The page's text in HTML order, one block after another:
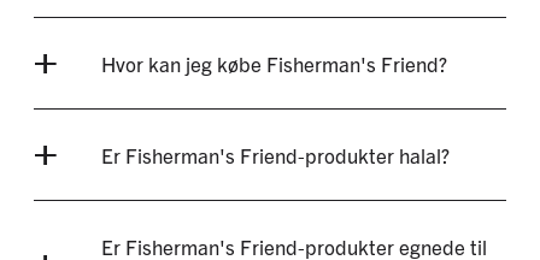
Hvor kan jeg købe Fisherman's Friend?
Er Fisherman's Friend-produkter halal?
Er Fisherman's Friend-produkter egnede til